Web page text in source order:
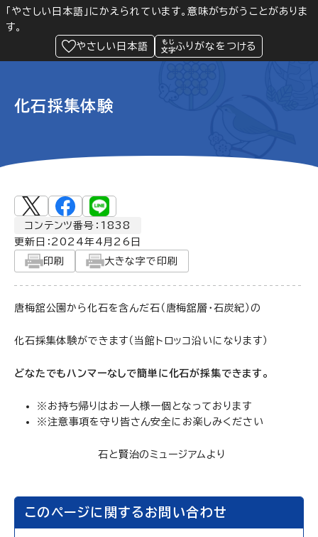
「やさしい日本語」にかえられています。意味がちがうことがありま
す。
やさしい日本語
ふりがなをつける
Language 閲覧支援
緊急情報
化石採集体験
コンテンツ番号：1838
更新日： 2024年4月26日
印刷
大きな字で印刷
唐梅舘公園から化石を含んだ石（唐梅舘層・石炭紀）の
化石採集体験ができます（当館トロッコ沿いになります）
どなたでもハンマーなしで簡単に化石が採集できます。
※お持ち帰りはお一人様一個となっております
※注意事項を守り皆さん安全にお楽しみください
石と賢治のミュージアムより
このページに関するお問い合わせ